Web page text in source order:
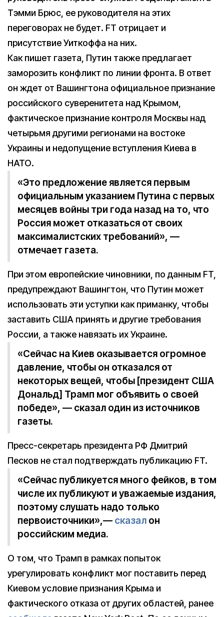
Тэмми Брюс, ее руководителя на этих
переговорах не будет. FT отрицает и
присутствие Уиткоффа на них.
Как пишет газета, Путин также предлагает
заморозить конфликт по линии фронта. В ответ
он ждет от Вашингтона официальное признание
российского суверенитета над Крымом,
фактическое признание контроля Москвы над
четырьмя другими регионами на востоке
Украины и недопущение вступления Киева в
НАТО.
«Это предложение является первым
официальным указанием Путина с первых
месяцев войны три года назад на то, что
Россия может отказаться от своих
максималистских требований», —
отмечает газета.
При этом европейские чиновники, по данным FT,
предупреждают Вашингтон, что Путин может
использовать эти уступки как приманку, чтобы
заставить США принять и другие требования
России, а также навязать их Украине.
«Сейчас на Киев оказывается огромное
давление, чтобы он отказался от
некоторых вещей, чтобы [президент США
Дональд] Трамп мог объявить о своей
победе», — сказал один из источников
газеты.
Пресс-секретарь президента РФ Дмитрий
Песков не стал подтверждать публикацию FT.
«Сейчас публикуется много фейков, в том
числе их публикуют и уважаемые издания,
поэтому слушать надо только
первоисточники»,— сказал он
российским медиа.
О том, что Трамп в рамках попыток
урегулировать конфликт мог поставить перед
Киевом условие признания Крыма и
фактического отказа от других областей, ранее